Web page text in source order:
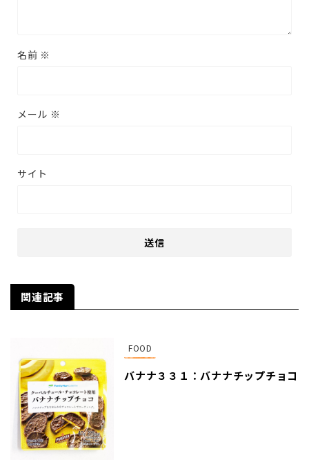
名前 ※
メール ※
サイト
関連記事
FOOD
バナナ３３１：バナナチップチョコ